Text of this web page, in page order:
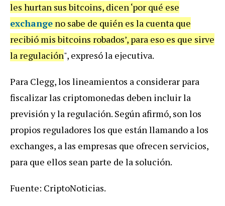
les hurtan sus bitcoins, dicen ‘por qué ese
exchange no sabe de quién es la cuenta que
recibió mis bitcoins robados’, para eso es que sirve
la regulación", expresó la ejecutiva.
Para Clegg, los lineamientos a considerar para
fiscalizar las criptomonedas deben incluir la
previsión y la regulación. Según afirmó, son los
propios reguladores los que están llamando a los
exchanges, a las empresas que ofrecen servicios,
para que ellos sean parte de la solución.
Fuente: CriptoNoticias.